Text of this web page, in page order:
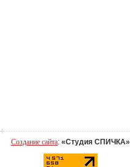
Создание сайта: «Студия СПИЧКА»